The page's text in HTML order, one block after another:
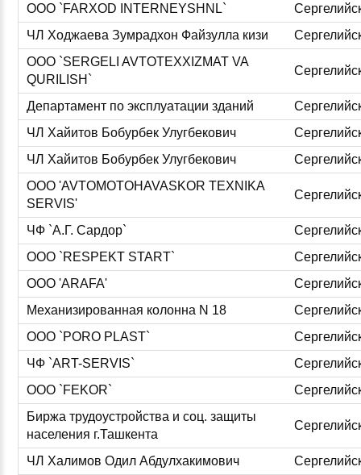
ООО `FARXOD INTERNEYSHNL`
ЧЛ Ходжаева Зумрадхон Файзулла кизи
ООО `SERGELI AVTOTEXXIZMAT VA
QURILISH`
Департамент по эксплуатации зданий
ЧЛ Хайитов Бобурбек Улугбекович
ЧЛ Хайитов Бобурбек Улугбекович
ООО 'AVTOMOTOHAVASKOR TEXNIKA
SERVIS'
ЧФ `А.Г. Сардор`
ООО `RESPEKT START`
ООО 'ARAFA'
Механизированная колонна N 18
ООО `PORO PLAST`
ЧФ `ART-SERVIS`
ООО `FEKOR`
Биржа трудоустройства и соц. защиты
населения г.Ташкента
ЧЛ Халимов Одил Абдулхакимович